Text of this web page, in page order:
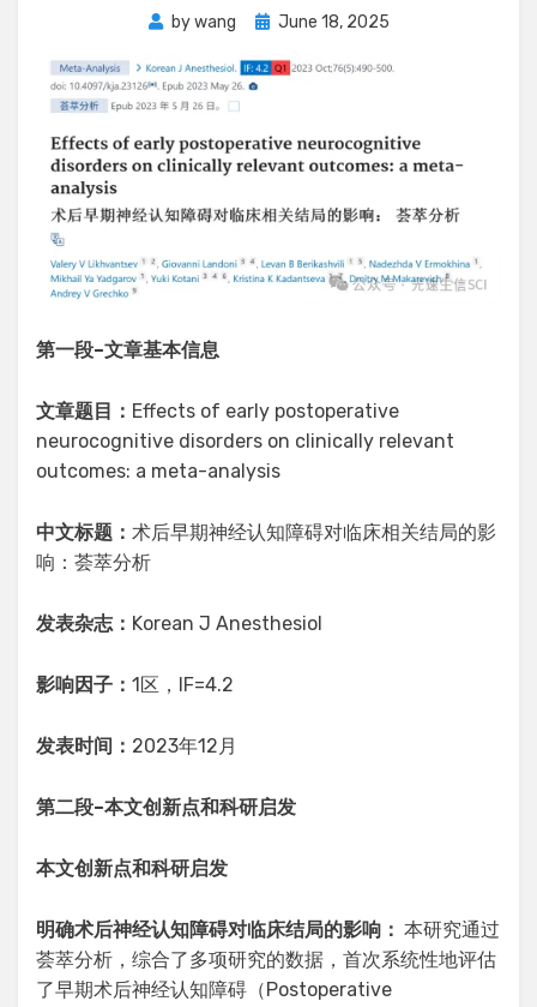
bywang
Posted
June 18, 2025
第一段–文章基本信息
文章题目： Effects of early postoperative
neurocognitive disorders on clinically relevant
outcomes: a meta-analysis
中文标题： 术后早期神经认知障碍对临床相关结局的影
响：荟萃分析
发表杂志： Korean J Anesthesiol
影响因子： 1区，IF=4.2
发表时间： 2023年12月
第二段–本文创新点和科研启发
本文创新点和科研启发
明确术后神经认知障碍对临床结局的影响 ： 本研究通过
荟萃分析，综合了多项研究的数据，首次系统性地评估
了早期术后神经认知障碍（Postoperative